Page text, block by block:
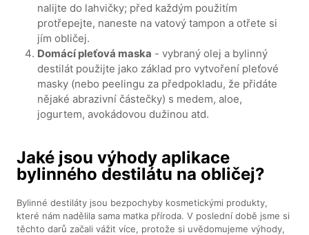
nalijte do lahvičky; před každým použitím
protřepejte, naneste na vatový tampon a otřete si
jím obličej.
Domácí pleťová maska - vybraný olej a bylinný
destilát použijte jako základ pro vytvoření pleťové
masky (nebo peelingu za předpokladu, že přidáte
nějaké abrazivní částečky) s medem, aloe,
jogurtem, avokádovou dužinou atd.
Jaké jsou výhody aplikace
bylinného destilátu na obličej?
Bylinné destiláty jsou bezpochyby kosmetickými produkty,
které nám nadělila sama matka příroda. V poslední době jsme si
těchto darů začali vážit více, protože si uvědomujeme výhody,